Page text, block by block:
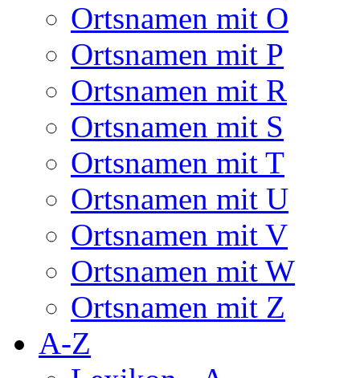
Ortsnamen mit O
Ortsnamen mit P
Ortsnamen mit R
Ortsnamen mit S
Ortsnamen mit T
Ortsnamen mit U
Ortsnamen mit V
Ortsnamen mit W
Ortsnamen mit Z
A-Z